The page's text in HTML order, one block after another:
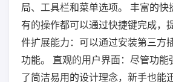
局、工具栏和菜单选项。 丰富的快
有的操作都可以通过快捷键完成，
件扩展能力：可以通过安装第三方
功能。 直观的用户界面：尽管功能
了简洁易用的设计理念，新手也能